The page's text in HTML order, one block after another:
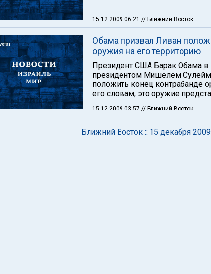
15.12.2009 06:21 // Ближний Восток
Обама призвал Ливан
оружия на его территорию
Президент США Барак Обама в
президентом Мишелем
положить конец контрабанде
его словам, это оружие
15.12.2009 03:57 // Ближний Восток
Ближний Восток :: 15 декабря 2009